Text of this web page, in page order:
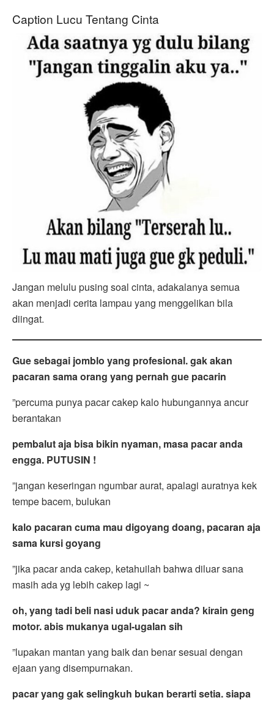
Caption Lucu Tentang Cinta
Jangan melulu pusing soal cinta, adakalanya semua
akan menjadi cerita lampau yang menggelikan bila
diingat.
Gue sebagai jomblo yang profesional. gak akan
pacaran sama orang yang pernah gue pacarin
”percuma punya pacar cakep kalo hubungannya ancur
berantakan
pembalut aja bisa bikin nyaman, masa pacar anda
engga. PUTUSIN !
”jangan keseringan ngumbar aurat, apalagi auratnya kek
tempe bacem, bulukan
kalo pacaran cuma mau digoyang doang, pacaran aja
sama kursi goyang
”jika pacar anda cakep, ketahuilah bahwa diluar sana
masih ada yg lebih cakep lagi ~
oh, yang tadi beli nasi uduk pacar anda? kirain geng
motor. abis mukanya ugal-ugalan sih
”lupakan mantan yang baik dan benar sesuai dengan
ejaan yang disempurnakan.
pacar yang gak selingkuh bukan berarti setia. siapa